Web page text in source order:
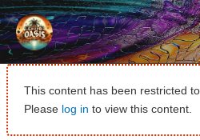
Ir
al
contenido
This content has been restricted
Please log in to view this content.